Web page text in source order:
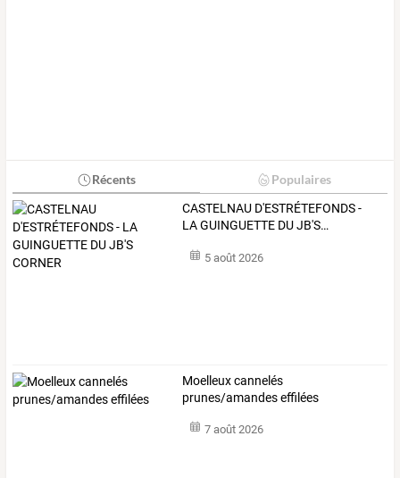
Récents Populaires
CASTELNAU D'ESTRÉTEFONDS-
LAGUINGUETTE DUJB'S…
5 août 2026
Moelleux cannelés
prunes/amandes effilées
7 août 2026